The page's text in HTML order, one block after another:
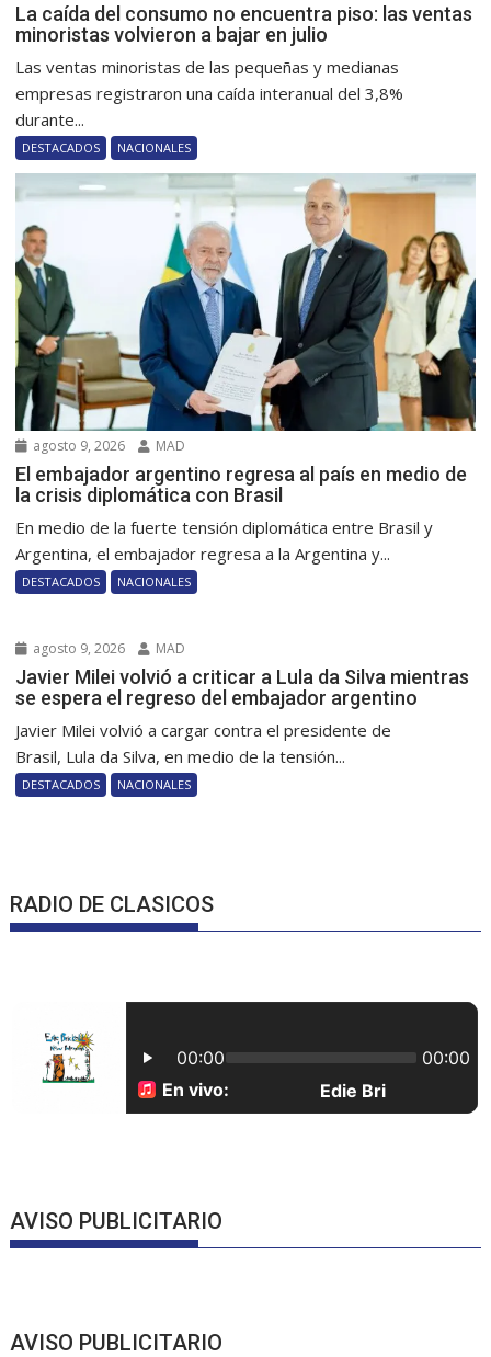
La caída del consumo no encuentra piso: las ventas
minoristas volvieron a bajar en julio
Las ventas minoristas de las pequeñas y medianas
empresas registraron una caída interanual del 3,8%
durante...
DESTACADOS NACIONALES
agosto 9, 2026 MAD
El embajador argentino regresa al país en medio de
la crisis diplomática con Brasil
En medio de la fuerte tensión diplomática entre Brasil y
Argentina, el embajador regresa a la Argentina y...
DESTACADOS NACIONALES
agosto 9, 2026 MAD
Javier Milei volvió a criticar a Lula da Silva mientras
se espera el regreso del embajador argentino
Javier Milei volvió a cargar contra el presidente de
Brasil, Lula da Silva, en medio de la tensión...
DESTACADOS NACIONALES
RADIO DE CLASICOS
AVISO PUBLICITARIO
AVISO PUBLICITARIO